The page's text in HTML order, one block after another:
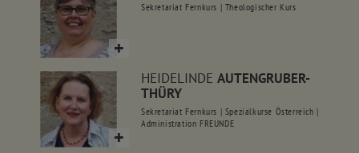
Sekretariat Fernkurs | Theologischer Kurs
HEIDELINDE AUTENGRUBER-
THÜRY
Sekretariat Fernkurs | Spezialkurse Österreich |
Administration FREUNDE